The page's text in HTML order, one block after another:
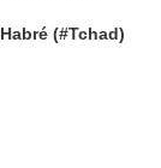
(#Tchad)